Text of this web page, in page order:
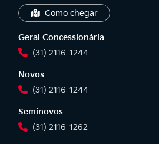
Como chegar
Geral Concessionária
(31) 2116-1244
Novos
(31) 2116-1244
Seminovos
(31) 2116-1262